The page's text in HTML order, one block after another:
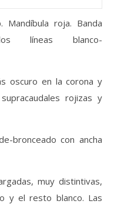
Mandíbula roja. Banda
líneas blanco-
oscuro en la corona y
rojizas y
bronceado con ancha
muy distintivas,
y el resto blanco. Las